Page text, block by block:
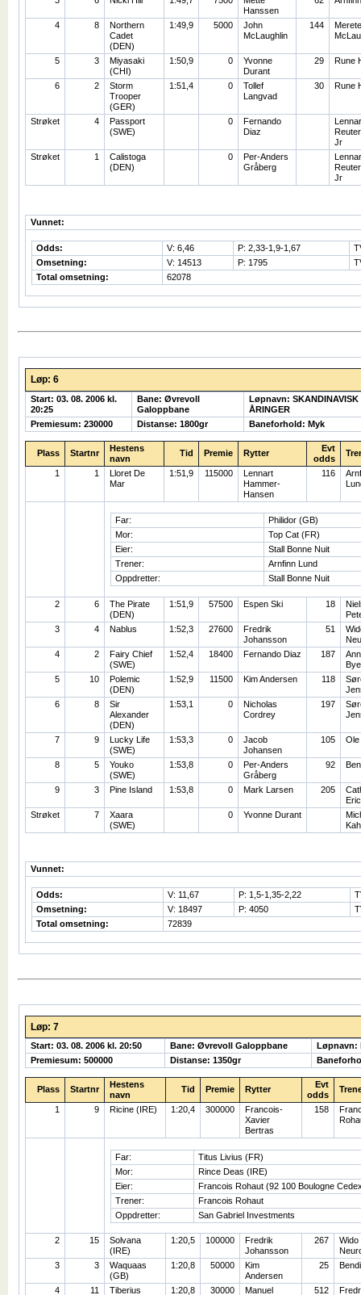
Hanssen
4 8
Northern
Cadet
(DEN)
1:49,9 5000
John
McLaughlin
144
5 3
Miyasaki
(CHI)
1:50,9 0
Yvonne
Durant
29 Rune
6 2
Storm
Trooper
(GER)
1:51,4 0
Tollef
Langvad
30 Rune
Strøket 4
Passport
(SWE)
0
Fernando
Diaz
Jr
Strøket
1
Calistoga
(DEN)
0
Per-Anders
Gråberg
Jr
Vunnet:
Odds: V: 6,46 P: 2,33-1,9-1,67
Omsetning:
V: 14513 P: 1795
Total omsetning:
62078
Løp: 6
Start: 03. 08. 2006 kl.
20:25
Bane: Øvrevoll
Galoppbane
Løpnavn: SKANDINAVISK
ÅRINGER
Premiesum: 230000
Distanse: 1800gr Baneforhold: Myk
Plass Startnr
Hestens
navn
Tid Premie Rytter
Evt
odds
1 1
Lloret De
Mar
1:51,9 115000
Lennart
Hammer-
Hansen
116
Far:
Philidor (GB)
Mor:
Top Cat (FR)
Eier:
Stall Bonne Nuit
Trener:
Arnfinn Lund
Oppdretter:
Stall Bonne Nuit
2 6
The Pirate
(DEN)
1:51,9 57500 Espen Ski 18
3
4 Nablus 1:52,3 27600
Fredrik
Johansson
51
4
2
Fairy Chief
(SWE)
1:52,4 18400 Fernando Diaz 187
5
10
Polemic
(DEN)
1:52,9 11500 Kim Andersen 118
6
8
Sir
Alexander
(DEN)
1:53,1 0
Nicholas
Cordrey
197
7 9
Lucky Life
(SWE)
1:53,3 0
Jacob
Johansen
105 Ole
8 5
Youko
(SWE)
1:53,8 0
Per-Anders
Gråberg
92
9 3 Pine Island 1:53,8 0 Mark Larsen 205
Strøket
7
Xaara
(SWE)
0 Yvonne Durant
Vunnet:
Odds: V: 11,67 P: 1,5-1,35-2,22
Omsetning:
V: 18497 P: 4050
Total omsetning:
72839
Løp: 7
Start: 03. 08. 2006 kl. 20:50 Bane: Øvrevoll Galoppbane
Løpnavn:
Premiesum: 500000
Distanse: 1350gr
Plass Startnr
Hestens
navn
Tid Premie Rytter
Evt
odds
1 9 Ricine (IRE) 1:20,4 300000
Francois-
Xavier
Bertras
158
Far:
Titus Livius (FR)
Mor:
Rince Deas (IRE)
Eier:
Francois Rohaut (92 100 Boulogne
Trener:
Francois Rohaut
Oppdretter:
San Gabriel Investments
2 15
Solvana
(IRE)
1:20,5 100000
Fredrik
Johansson
267
Wido
3
3
Waquaas
(GB)
1:20,8 50000
Kim
Andersen
25
4 11
Tiberius
1:20,8 30000
Manuel
512